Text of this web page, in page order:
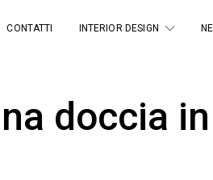
CONTATTI INTERIOR DESIGN
doccia